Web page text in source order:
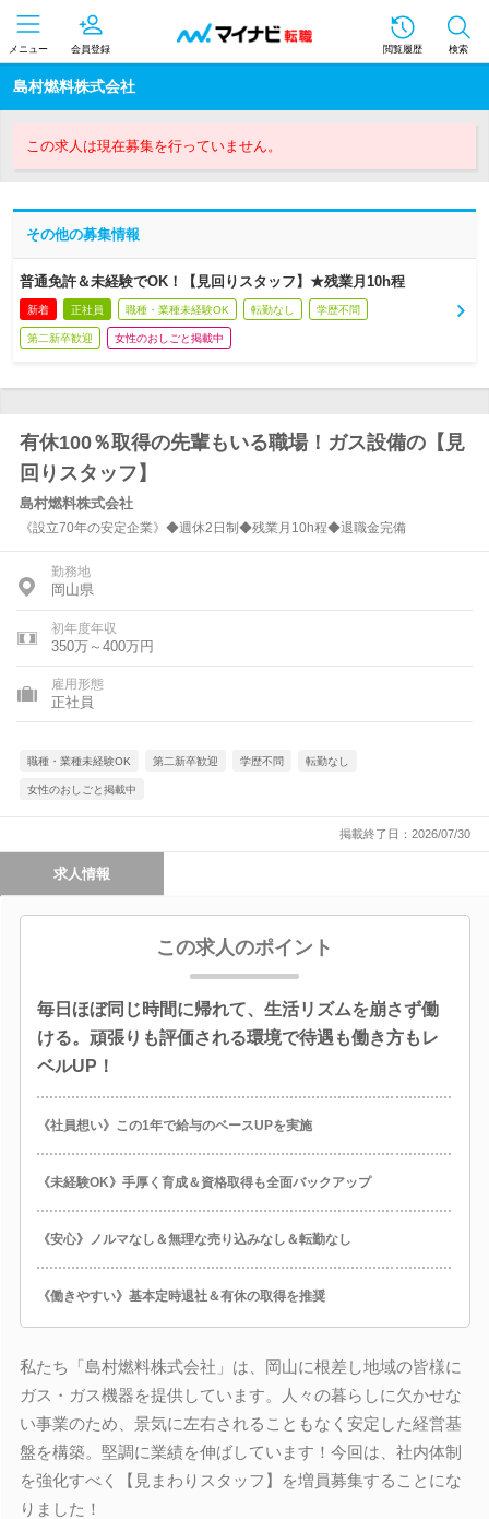
メニュー 会員登録 閲覧履歴 検索
島村燃料株式会社
この求人は現在募集を行っていません。
その他の募集情報
普通免許＆未経験でOK！【見回りスタッフ】★残業月10h程
新着 正社員 職種・業種未経験OK 転勤なし 学歴不問
第二新卒歓迎 女性のおしごと掲載中
有休100％取得の先輩もいる職場！ガス設備の【見
回りスタッフ】
島村燃料株式会社
《設立70年の安定企業》◆週休2日制◆残業月10h程◆退職金完備
勤務地
岡山県
初年度年収
350万～400万円
雇用形態
正社員
職種・業種未経験OK 第二新卒歓迎 学歴不問 転勤なし
女性のおしごと掲載中
掲載終了日：2026/07/30
求人情報
この求人のポイント
毎日ほぼ同じ時間に帰れて、生活リズムを崩さず働
ける。頑張りも評価される環境で待遇も働き方もレ
ベルUP！
《社員想い》この1年で給与のベースUPを実施
《未経験OK》手厚く育成＆資格取得も全面バックアップ
《安心》ノルマなし＆無理な売り込みなし＆転勤なし
《働きやすい》基本定時退社＆有休の取得を推奨
私たち「島村燃料株式会社」は、岡山に根差し地域の皆様に
ガス・ガス機器を提供しています。人々の暮らしに欠かせな
い事業のため、景気に左右されることもなく安定した経営基
盤を構築。堅調に業績を伸ばしています！今回は、社内体制
を強化すべく【見まわりスタッフ】を増員募集することにな
りました！